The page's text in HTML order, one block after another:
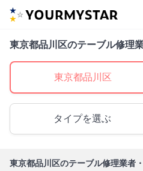
東京都品川区のテーブル修理
東京都品川区
タイプを選ぶ
東京都品川区のテーブル修理業者